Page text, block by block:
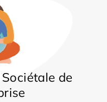
de